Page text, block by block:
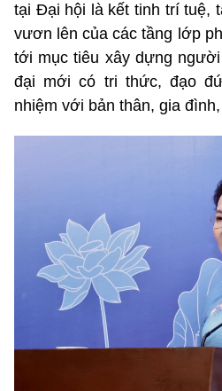
tại Đại hội là kết tinh trí tuệ,
vươn lên của các tầng lớp
tới mục tiêu xây dựng
đại mới có tri thức, đạo
nhiệm với bản thân, gia